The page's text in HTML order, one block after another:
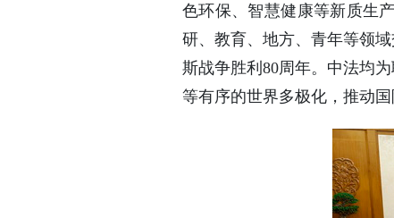
色环保、智慧健康等新质生
研、教育、地方、青年等领
斯战争胜利80周年。中法均
等有序的世界多极化，推动